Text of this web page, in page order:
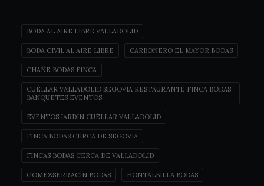
BODA AL AIRE LIBRE VALLADOLID
BODA CIVIL AL AIRE LIBRE CARBONERO EL MAYOR BODAS
CHAÑE BODAS FINCA
CUÉLLAR VALLADOLID SEGOVIA RESTAURANTE FINCA BODAS
BANQUETES EVENTOS
EVENTOS JARDIN CUÉLLAR VALLADOLID
FINCA BODAS CERCA DE SEGOVIA
FINCAS BODAS CERCA DE VALLADOLID
GOMEZSERRACÍN BODAS HONTALBILLA BODAS